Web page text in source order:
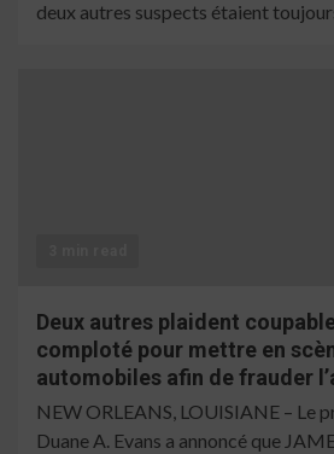
deux autres suspects étaient
Deux autres plaident
comploté pour mettre en
automobiles afin de frauder
NEW ORLEANS, LOUISIANE – Le
Duane A. Evans a annoncé que